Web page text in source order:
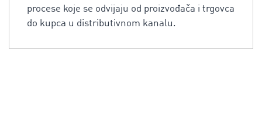
procese koje se odvijaju od proizvođača i trgovca
do kupca u distributivnom kanalu.